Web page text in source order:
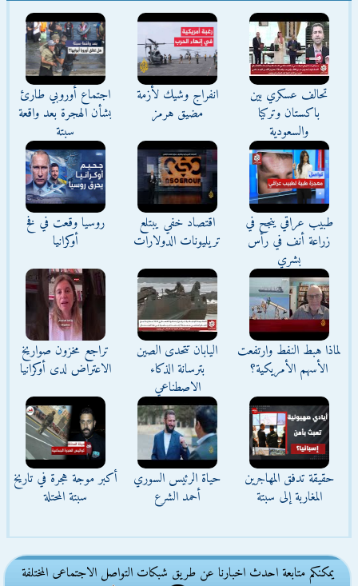
تحالف عسكري بين
باكستان وتركيا
والسعودية
انفراج وشيك لأزمة
مضيق هرمز
اجتماع أوروبي طارئ
بشأن الهجرة بعد واقعة
سبتة
طبيب عراقي ينجح في
زراعة أنف في رأس
بشري
اقتصاد خفي يبتلع
تريليونات الدولارات
روسيا وقعت في فخ
أوكرانيا
لماذا هبط النفط وارتفعت
الأسهم الأمريكية؟
اليابان تتحدى الصين
بترسانة الذكاء
الاصطناعي
تراجع مخزون صواريخ
الاعتراض لدى أوكرانيا
حقيقة تدفق المهاجرين
المغاربة إلى سبتة
حياة الرئيس السوري
أحمد الشرع
أكبر موجة هجرة في تاريخ
سبتة المحتلة
يمكنكم متابعة احدث اخبارنا عن طريق شبكات التواصل الاجتماعى المختلفة